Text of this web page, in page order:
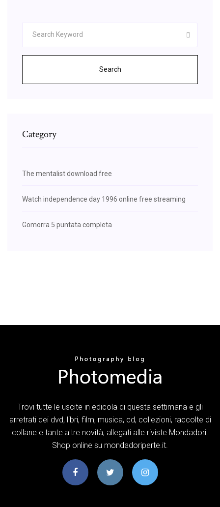
Search
Category
The mentalist download free
Watch independence day 1996 online free streaming
Gomorra 5 puntata completa
Trovi tutte le uscite in edicola di questa settimana e gli
arretrati dei dvd, libri, film, musica, cd, collezioni, raccolte di
collane e tante altre novità, allegati alle riviste Mondadori.
Shop online su mondadoriperte.it.